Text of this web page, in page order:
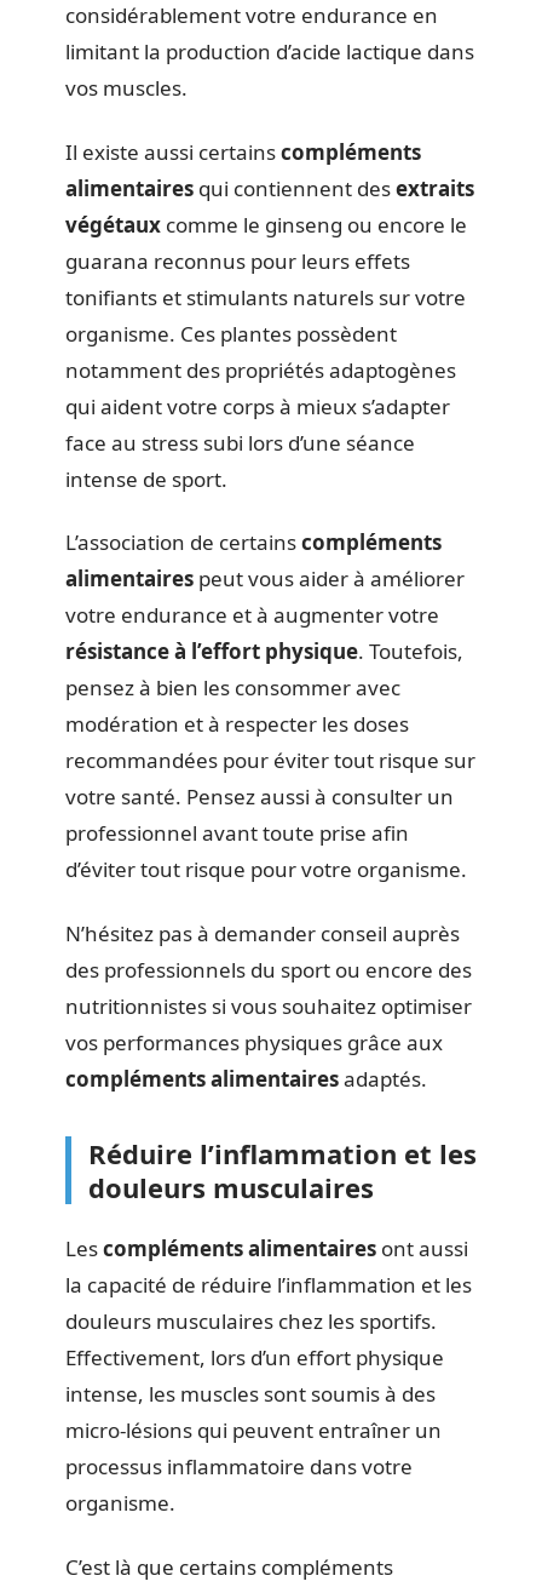
considérablement votre endurance en
limitant la production d’acide lactique dans
vos muscles.
Il existe aussi certainscompléments
alimentaires qui contiennent desextraits
végétaux comme le ginseng ou encore le
guarana reconnus pour leurs effets
tonifiants et stimulants naturels sur votre
organisme. Ces plantes possèdent
notamment des propriétés adaptogènes
qui aident votre corps à mieux s’adapter
face au stress subi lors d’une séance
intense de sport.
L’association de certainscompléments
alimentaires peut vous aider à améliorer
votre endurance et à augmenter votre
résistance à l’effort physique. Toutefois,
pensez à bien les consommer avec
modération et à respecter les doses
recommandées pour éviter tout risque sur
votre santé. Pensez aussi à consulter un
professionnel avant toute prise afin
d’éviter tout risque pour votre organisme.
N’hésitez pas à demander conseil auprès
des professionnels du sport ou encore des
nutritionnistes si vous souhaitez optimiser
vos performances physiques grâce aux
compléments alimentairesadaptés.
Réduire l’inflammation et les
douleurs musculaires
Lescompléments alimentaires ont aussi
la capacité de réduire l’inflammation et les
douleurs musculaires chez les sportifs.
Effectivement, lors d’un effort physique
intense, les muscles sont soumis à des
micro-lésions qui peuvent entraîner un
processus inflammatoire dans votre
organisme.
C’est là que certains compléments